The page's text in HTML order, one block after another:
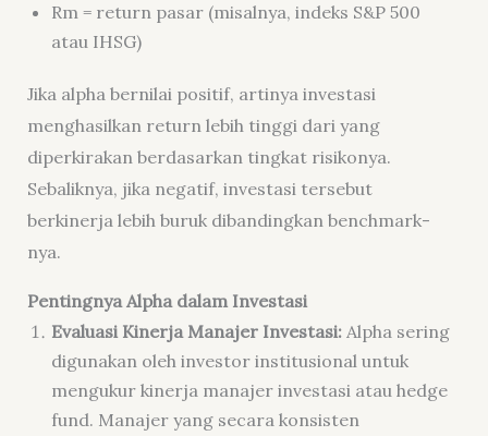
Rm = return pasar (misalnya, indeks S&P 500
atau IHSG)
Jika alpha bernilai positif, artinya investasi
menghasilkan return lebih tinggi dari yang
diperkirakan berdasarkan tingkat risikonya.
Sebaliknya, jika negatif, investasi tersebut
berkinerja lebih buruk dibandingkan benchmark-
nya.
Pentingnya Alpha dalam Investasi
Evaluasi Kinerja Manajer Investasi: Alpha sering
digunakan oleh investor institusional untuk
mengukur kinerja manajer investasi atau hedge
fund. Manajer yang secara konsisten